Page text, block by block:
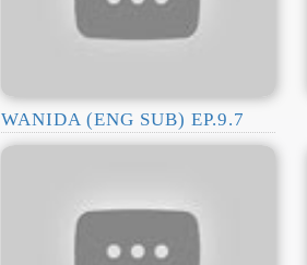
WANIDA (ENG SUB) EP.9.7